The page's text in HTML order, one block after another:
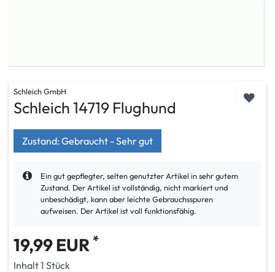
Schleich GmbH
Schleich 14719 Flughund
Zustand: Gebraucht - Sehr gut
Ein gut gepflegter, selten genutzter Artikel in sehr gutem
Zustand. Der Artikel ist vollständig, nicht markiert und
unbeschädigt, kann aber leichte Gebrauchsspuren
aufweisen. Der Artikel ist voll funktionsfähig.
19,99 EUR *
Inhalt1 Stück